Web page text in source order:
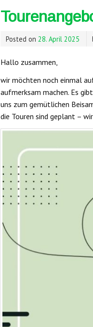
Posted on 28. April 2025
Hallo zusammen,
wir möchten noch einmal
aufmerksam machen. Es
uns zum gemütlichen
die Touren sind geplant –